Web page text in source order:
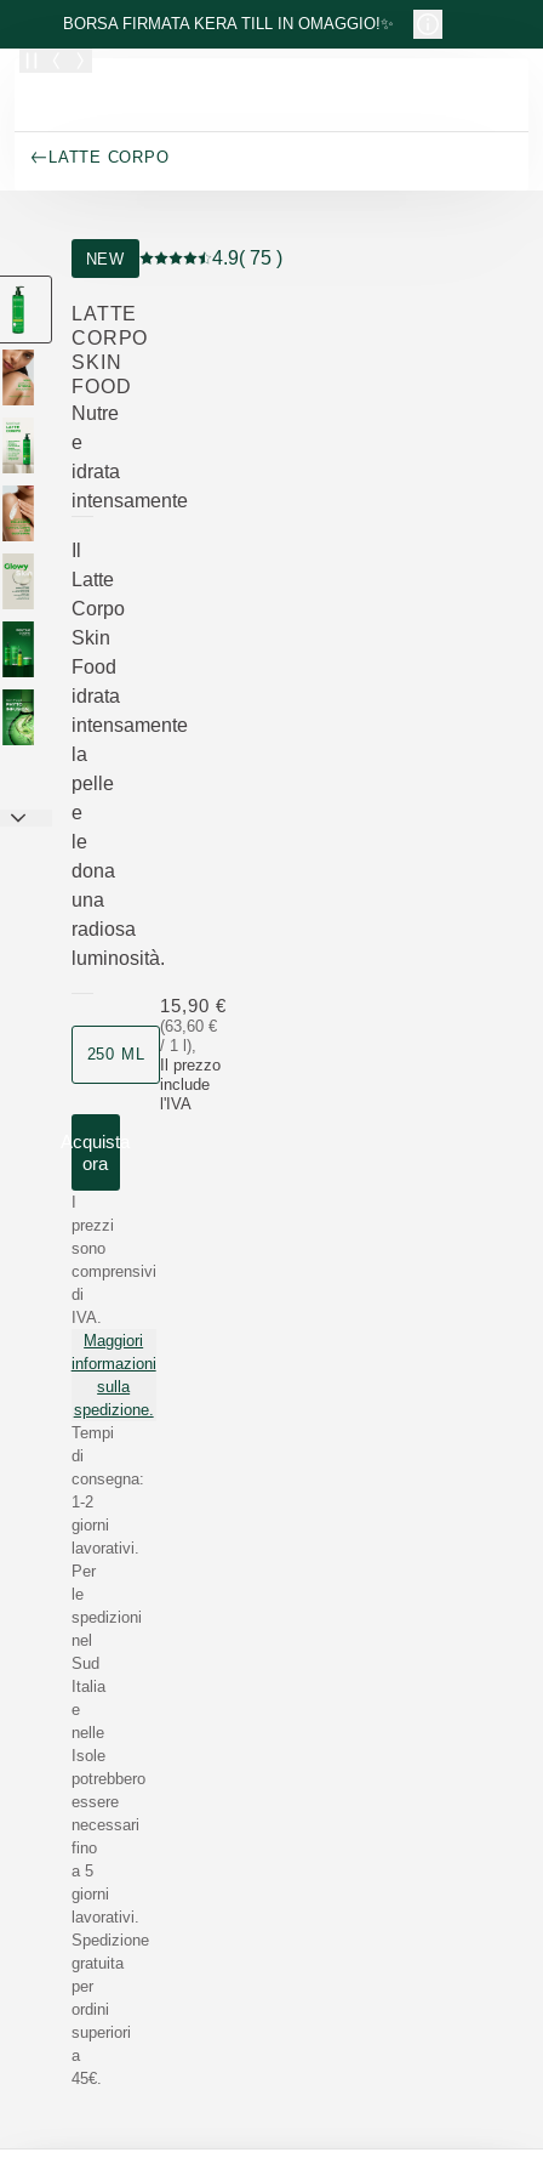
Passa al contenuto principale
BORSA FIRMATA KERA TILL IN OMAGGIO!✨
LATTE CORPO
NEW
Valutazione attuale: 4.9 su 5 stelle recensito
4.9( 75 )
LATTE
CORPO
SKIN
FOOD
Nutre
e
idrata
intensamente
Latte
Corpo
Skin
Food
idrata
intensamente
la
pelle
e
le
dona
una
radiosa
luminosità.
250 ML
(63,60 €
/ 1 l),
Il prezzo
include
l'IVA
15,90 €
Acquista
ora
prezzi
sono
comprensivi
di
IVA.
Maggiori
informazioni
sulla
spedizione.
Tempi
di
consegna:
1-2
giorni
lavorativi.
Per
le
spedizioni
nel
Sud
Italia
e
nelle
Isole
potrebbero
essere
necessari
fino
a 5
giorni
lavorativi.
Spedizione
gratuita
per
ordini
superiori
a
45€.